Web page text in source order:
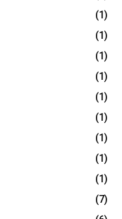
(1)
(1)
(1)
(1)
(1)
(1)
(1)
(1)
(1)
(7)